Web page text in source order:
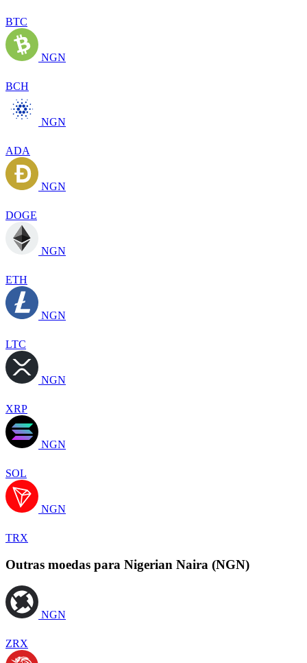
BTC
NGN
BCH
NGN
ADA
NGN
DOGE
NGN
ETH
NGN
LTC
NGN
XRP
NGN
SOL
NGN
TRX
Outras moedas para Nigerian Naira (NGN)
NGN
ZRX